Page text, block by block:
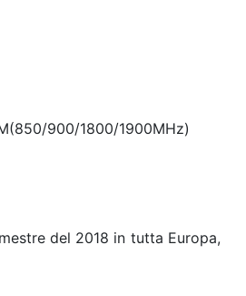
900/1800/1900MHz)
del 2018 in tutta Europa,